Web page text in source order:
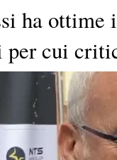
ha ottime
per cui